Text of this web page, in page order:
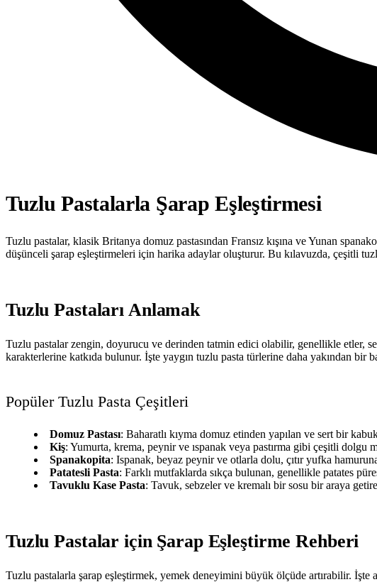
Tuzlu Pastalarla Şarap Eşleştirmesi
Tuzlu pastalar, klasik Britanya domuz pastasından Fransız kışına ve Yunan
düşünceli şarap eşleştirmeleri için harika adaylar oluşturur. Bu kılavuzda, çeşitli
Tuzlu Pastaları Anlamak
Tuzlu pastalar zengin, doyurucu ve derinden tatmin edici olabilir, genellikle etler,
karakterlerine katkıda bulunur. İşte yaygın tuzlu pasta türlerine daha yakından bir
Popüler Tuzlu Pasta Çeşitleri
Domuz Pastası: Baharatlı kıyma domuz etinden yapılan ve sert bir
Kiş: Yumurta, krema, peynir ve ıspanak veya pastırma gibi çeşitli dolgu
Spanakopita: Ispanak, beyaz peynir ve otlarla dolu, çıtır yufka
Patatesli Pasta: Farklı mutfaklarda sıkça bulunan, genellikle patates
Tavuklu Kase Pasta: Tavuk, sebzeler ve kremalı bir sosu bir araya
Tuzlu Pastalar için Şarap Eşleştirme Rehberi
Tuzlu pastalarla şarap eşleştirmek, yemek deneyimini büyük ölçüde artırabilir. İşte